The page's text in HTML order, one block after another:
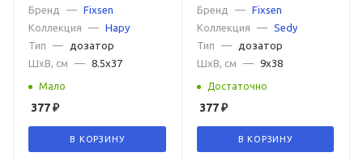
Бренд
— Fixsen
Коллекция
— Hapy
Тип
—
дозатор
ШxВ, см
— 8.5x37
Мало
377₽
В КОРЗИНУ
Бренд
—
Fixsen
Коллекция
—
Sedy
Тип
—
дозатор
ШxВ, см
— 9x38
Достаточно
377₽
В КОРЗИНУ